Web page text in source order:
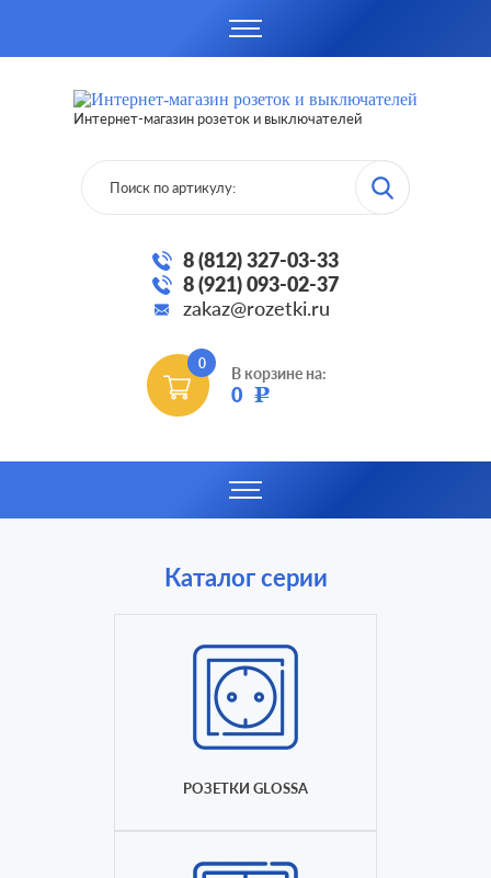
Интернет-магазин розеток и выключателей
8 (812) 327-03-33
8 (921) 093-02-37
zakaz@rozetki.ru
0
В корзине на:
0 Р
Каталог серии
РОЗЕТКИ GLOSSA